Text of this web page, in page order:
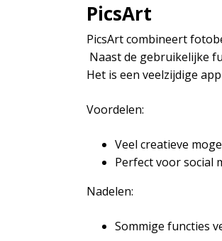
PicsArt
PicsArt combineert
Naast de gebruikelijke
Het is een veelzijdige
Voordelen:
Veel creatieve
Perfect voor social
Nadelen:
Sommige functies